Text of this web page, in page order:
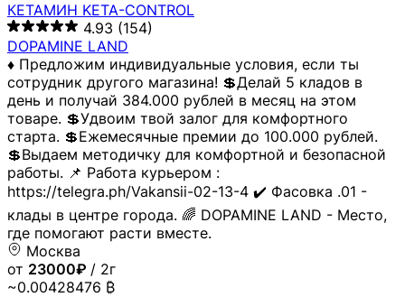
КЕТАМИН KETA-CONTROL
4.93 (154)
DOPAMINE LAND
♦️ Предложим индивидуальные условия, если ты
сотрудник другого магазина! 💲Делай 5 кладов в
день и получай 384.000 рублей в месяц на этом
товаре. 💲Удвоим твой залог для комфортного
старта. 💲Ежемесячные премии до 100.000 рублей.
💲Выдаем методичку для комфортной и безопасной
работы. 📌 Работа курьером :
https://telegra.ph/Vakansii-02-13-4 ✔️ Фасовка .01 -
клады в центре города. 🌈 DOPAMINE LAND - Место,
где помогают расти вместе.
Москва
от 23000₽ / 2г
~0.00428476 ₿